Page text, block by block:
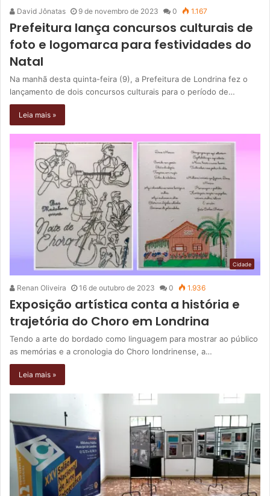
David Jônatas 9 de novembro de 2023 0 1.167
Prefeitura lança concursos culturais de
foto e logomarca para festividades do
Natal
Na manhã desta quinta-feira (9), a Prefeitura de Londrina fez o
lançamento de dois concursos culturais para o período de…
Leia mais »
Cidade
Renan Oliveira 16 de outubro de 2023 0 1.936
Exposição artística conta a história e
trajetória do Choro em Londrina
Tendo a arte do bordado como linguagem para mostrar ao público
as memórias e a cronologia do Choro londrinense, a…
Leia mais »